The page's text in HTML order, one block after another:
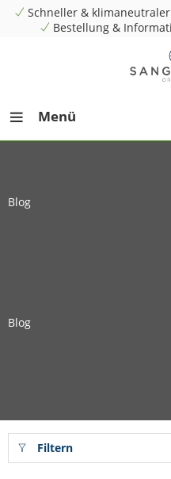
Schneller &
Bestellung &
Menü
Blog
Blog
Filtern